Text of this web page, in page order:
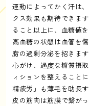
運動によってかく汗は
クス効果も期待できま
ること以上に、血糖値
高血糖の状態は血管を
脂の過剰分泌を招きま
心がけ、過度な糖質摂
ィションを整えること
精疲労」も薄毛を助長
皮の筋肉は筋膜で繋が